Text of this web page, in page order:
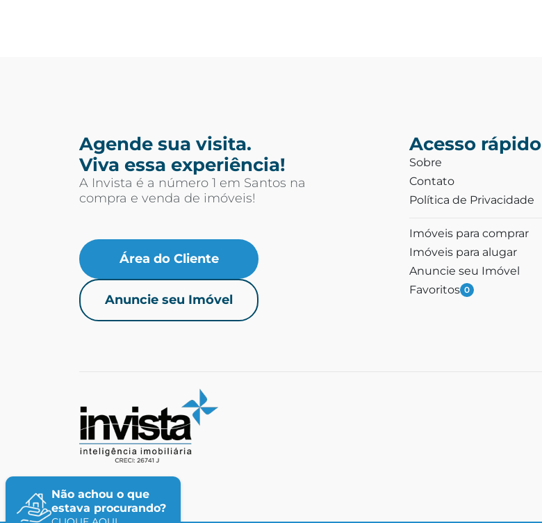
Agende sua visita.
Viva essa experiência!
A Invista é a número 1 em Santos na
compra e venda de imóveis!
Área do Cliente
Anuncie seu Imóvel
Acesso rápido
Sobre
Contato
Política de Privacidade
Imóveis para comprar
Imóveis para alugar
Anuncie seu Imóvel
Favoritos 0
Não achou o que
estava procurando?